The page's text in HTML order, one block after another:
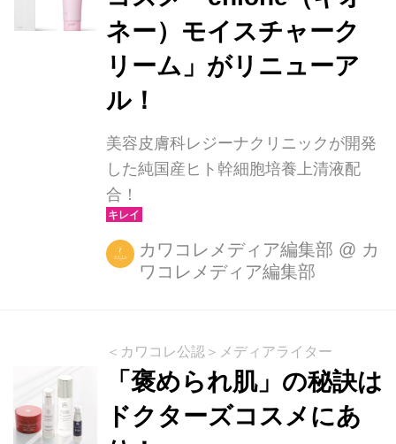
がら、うるおいながら、メイクする。
①敏感肌もケアしてキレイに どんなコ
ンディションでも、肌に負担をかけた
くないから。 スキンケア発想の処方
で、肌なじみの良さにこだわりまし
た。 ...
ネー）モイスチャーク
リーム」がリニューア
ル！
美容皮膚科レジーナクリニックが開発
した純国産ヒト幹細胞培養上清液配
合！
カワコレメディア編集部 @ カ
ワコレメディア編集部
＜カワコレ公認＞メディアライター
「褒められ肌」の秘訣は
ドクターズコスメにあ